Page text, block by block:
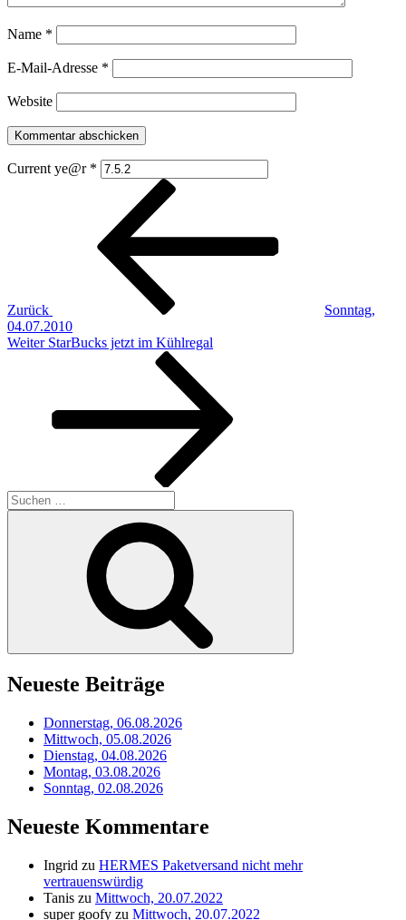
Name *
E-Mail-Adresse *
Website
Current ye@r *
Beitragsnavigation
Zurück
Sonntag,
04.07.2010
Nächster
Weiter StarBucks jetzt im Kühlregal
Suchen
nach:
Neueste Beiträge
Donnerstag, 06.08.2026
Mittwoch, 05.08.2026
Dienstag, 04.08.2026
Montag, 03.08.2026
Sonntag, 02.08.2026
Neueste Kommentare
Ingrid zu HERMES Paketversand nicht mehr
vertrauenswürdig
Tanis zu Mittwoch, 20.07.2022
super goofy zu Mittwoch, 20.07.2022